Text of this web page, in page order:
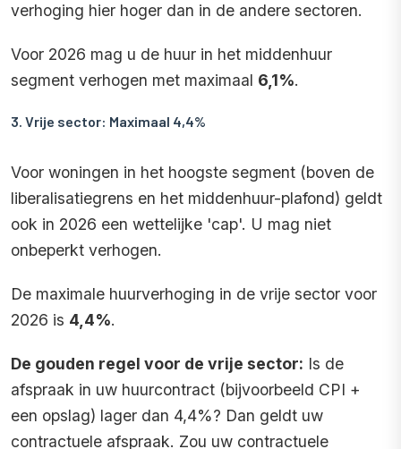
verhoging hier hoger dan in de andere sectoren.
Voor 2026 mag u de huur in het middenhuur
segment verhogen met maximaal 6,1%.
3. Vrije sector: Maximaal 4,4%
Voor woningen in het hoogste segment (boven de
liberalisatiegrens en het middenhuur-plafond) geldt
ook in 2026 een wettelijke 'cap'. U mag niet
onbeperkt verhogen.
De maximale huurverhoging in de vrije sector voor
2026 is 4,4%.
De gouden regel voor de vrije sector: Is de
afspraak in uw huurcontract (bijvoorbeeld CPI +
een opslag) lager dan 4,4%? Dan geldt uw
contractuele afspraak. Zou uw contractuele